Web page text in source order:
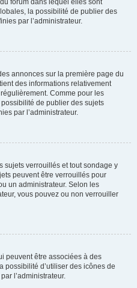
forum dans lequel elles sont
la possibilité de publier des
par l’administrateur.
annonces sur la première page du
des informations relativement
Comme pour les
de publier des sujets
par l’administrateur.
sujets verrouillés et tout sondage y
peuvent être verrouillés pour
un administrateur. Selon les
vous pouvez ou non verrouiller
peuvent être associées à des
possibilité d’utiliser des icônes de
l’administrateur.